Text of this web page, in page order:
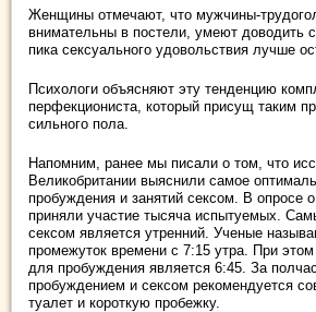
Женщины отмечают, что мужчины-
внимательны в постели, умеют доводить
пика сексуального удовольствия лучше
Психологи объясняют эту тенденцию
перфекциониста, который присущ таким
сильного пола.
Напомним, ранее мы писали о том, что
Великобритании выяснили самое
пробуждения и занятий сексом. В опросе
приняли участие тысяча испытуемых.
сексом является утренний. Ученые
промежуток времени с 7:15 утра. При
для пробуждения является 6:45. За
пробуждением и сексом рекомендуется
туалет и короткую пробежку.